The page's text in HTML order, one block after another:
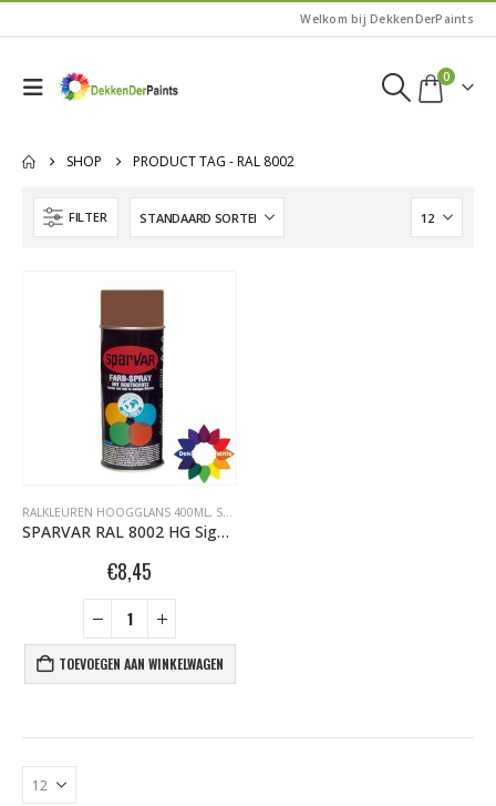
Welkom bij DekkenDerPaints
0
SHOP PRODUCT TAG -RAL 8002
FILTER
RALKLEUREN HOOGGLANS 400ML, SPARVAR GRAFFITI SPUITBUSSEN
SPARVAR RAL 8002 HG Signaalbruin
€8,45
TOEVOEGEN AAN WINKELWAGEN